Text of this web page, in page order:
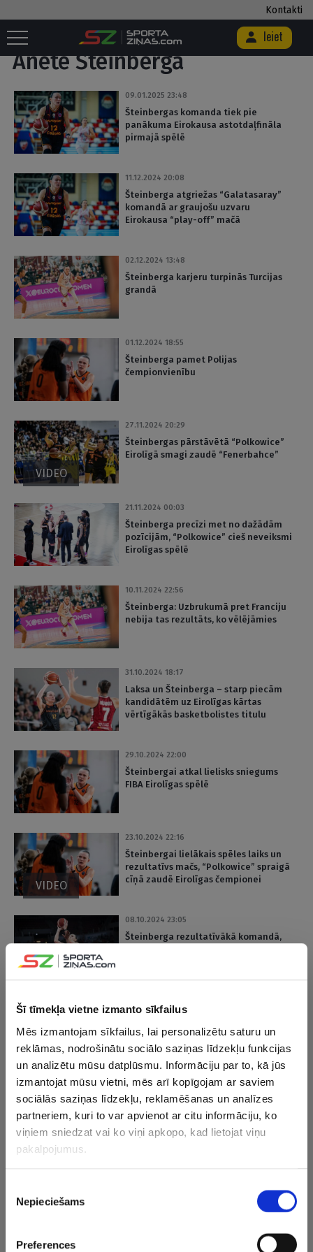
Šī tīmekļa vietne izmanto sīkfailus
Mēs izmantojam sīkfailus, lai personalizētu saturu un
reklāmas, nodrošinātu sociālo saziņas līdzekļu funkcijas
un analizētu mūsu datplūsmu. Informāciju par to, kā jūs
izmantojat mūsu vietni, mēs arī kopīgojam ar saviem
sociālās saziņas līdzekļu, reklamēšanas un analīzes
partneriem, kuri to var apvienot ar citu informāciju, ko
viņiem sniedzat vai ko viņi apkopo, kad lietojat viņu
pakalpojumus.
izvēle
Nepieciešams
Preferences
Kontakti
Ieiet
Sākums Anete Šteinberga / Lapa 2
Anete Šteinberga
09.01.2025 23:48
Šteinbergas komanda tiek pie
panākuma Eirokausa astotdaļfināla
pirmajā spēlē
11.12.2024 20:08
Šteinberga atgriežas “Galatasaray”
komandā ar graujošu uzvaru
Eirokausa “play-off” mačā
02.12.2024 13:48
Šteinberga karjeru turpinās Turcijas
grandā
01.12.2024 18:55
Šteinberga pamet Polijas
čempionvienību
VIDEO
27.11.2024 20:29
Šteinbergas pārstāvētā “Polkowice”
Eirolīgā smagi zaudē “Fenerbahce”
21.11.2024 00:03
Šteinberga precīzi met no dažādām
pozīcijām, “Polkowice” cieš neveiksmi
Eirolīgas spēlē
10.11.2024 22:56
Šteinberga: Uzbrukumā pret Franciju
nebija tas rezultāts, ko vēlējāmies
31.10.2024 18:17
Laksa un Šteinberga – starp piecām
kandidātēm uz Eirolīgas kārtas
vērtīgākās basketbolistes titulu
29.10.2024 22:00
Šteinbergai atkal lielisks sniegums
FIBA Eirolīgas spēlē
VIDEO
23.10.2024 22:16
Šteinbergai lielākais spēles laiks un
rezultatīvs mačs, “Polkowice” spraigā
cīņā zaudē Eirolīgas čempionei
08.10.2024 23:05
Šteinberga rezultatīvākā komandā,
karjeru turpinās Polijas čempionātā
16.09.2024 08:33
Šteinberga pēc Superkausa:
Nekad nav naudas sieviešu
basketbolam, bet ir nauda šim…